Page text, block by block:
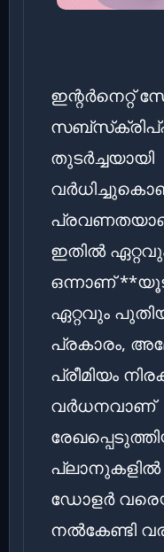
ഇന്റർനെറ്റ്
തുടർച്ചയായി
ഇതിൽ
ഒന്നാണ്
ഏറ്റവും
പ്രകാരം,
പ്രീമിയം
വർധനവാണ്
പ്ലാനുകളിൽ
ഡോളർ
നൽകേണ്ടി